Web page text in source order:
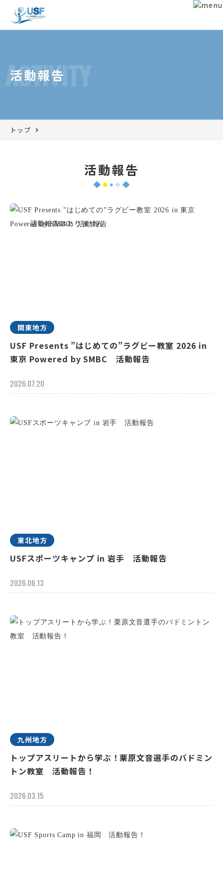
ACTIVITY
活動報告
トップ
活動報告
関東地方
USF Presents ”はじめての”ラグビー教室 2026 in
東京 Powered by SMBC 活動報告
2026.07.20
東北地方
USFスポーツキャンプ in 岩手 活動報告
2026.06.13
九州地方
トップアスリートから学ぶ！栗原文音選手のバドミン
トン教室 活動報告！
2026.03.15